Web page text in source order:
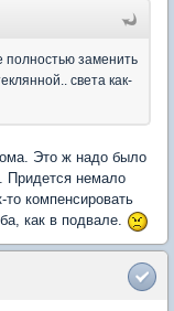
полностью заменить
света как-
Это ж надо было
Придется немало
компенсировать
как в подвале.